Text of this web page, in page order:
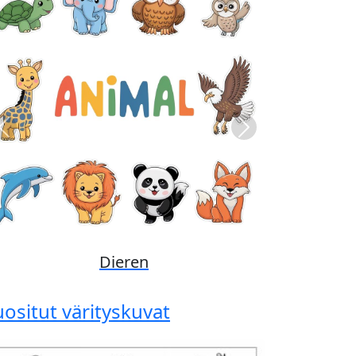
Disney
Previous Next
värityskuvat